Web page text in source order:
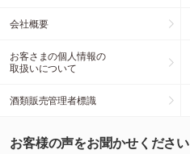
会社概要
お客さまの個人情報の
取扱いについて
酒類販売管理者標識
お客様の声をお聞かせください